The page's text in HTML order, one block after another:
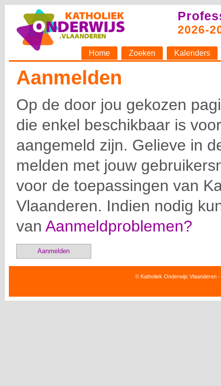
2026-
Home Zoeken Kalenders
Aanmelden
Op de door jou gekozen
die enkel beschikbaar is
aangemeld zijn. Gelieve in
melden met jouw
voor de toepassingen van
Vlaanderen. Indien nodig
van Aanmeldproblemen?
Aanmelden
© Katholiek Onderwijs Vlaanderen